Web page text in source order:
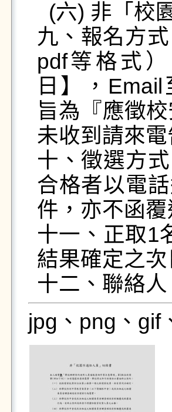
九、報名方
pdf等格式
日】，
旨為『應徵
未收到請來
十、徵選方
合格者以電
件，亦不函覆
十一、正取1
結果確定之
jpg、png、gif